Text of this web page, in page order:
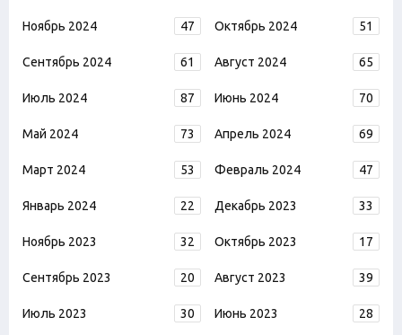
Ноябрь 2024 47 Октябрь 2024 51
Сентябрь 2024 61 Август 2024 65
Июль 2024 87 Июнь 2024 70
Май 2024 73 Апрель 2024 69
Март 2024 53 Февраль 2024 47
Январь 2024 22 Декабрь 2023 33
Ноябрь 2023 32 Октябрь 2023 17
Сентябрь 2023 20 Август 2023 39
Июль 2023 30 Июнь 2023 28